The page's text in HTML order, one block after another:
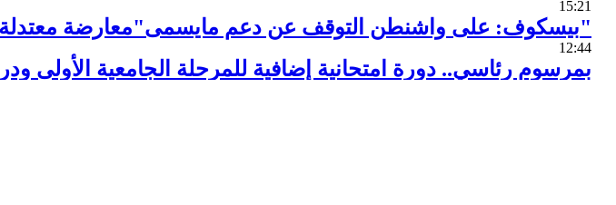
15:21
بيسكوف: على واشنطن التوقف عن دعم مايسمى"معارضة معتدلة"
12:44
بمرسوم رئاسي.. دورة امتحانية إضافية للمرحلة الجامعية الأولى